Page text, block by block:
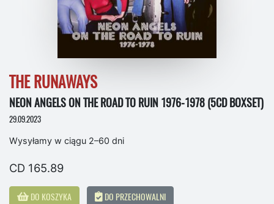
THE RUNAWAYS
NEON ANGELS ON THE ROAD TO RUIN 1976-1978 (5CD BOXSET)
29.09.2023
Wysyłamy w ciągu 2–60 dni
CD 165.89
DO KOSZYKA DO PRZECHOWALNI